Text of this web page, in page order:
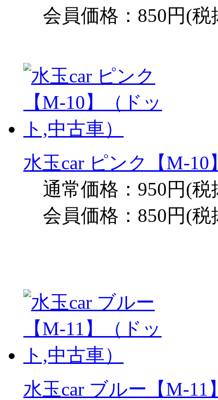
会員価格：850円(税
水玉car ピンク【M-
通常価格：950円(税
会員価格：850円(税
水玉car ブルー【M-